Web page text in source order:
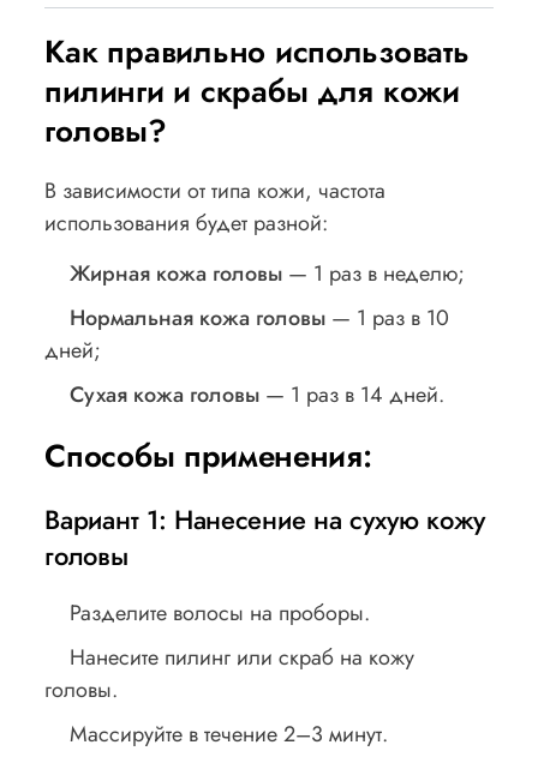
Как правильно использовать
пилинги и скрабы для кожи
головы?
В зависимости от типа кожи, частота
использования будет разной:
Жирная кожа головы — 1 раз в неделю;
Нормальная кожа головы — 1 раз в 10
дней;
Сухая кожа головы — 1 раз в 14 дней.
Способы применения:
Вариант 1: Нанесение на сухую кожу
головы
Разделите волосы на проборы.
Нанесите пилинг или скраб на кожу
головы.
Массируйте в течение 2–3 минут.